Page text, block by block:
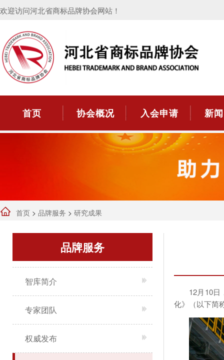
欢迎访问河北省商标品牌协会网站！
首页 协会概况 入会申请 新
首页 > 品牌服务 > 研究成果
品牌服务
智库简介
专家团队
权威发布
12月10
化》（以下简